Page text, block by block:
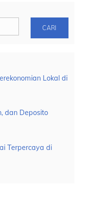
CARI
Lokal di
dan Deposito
Terpercaya di